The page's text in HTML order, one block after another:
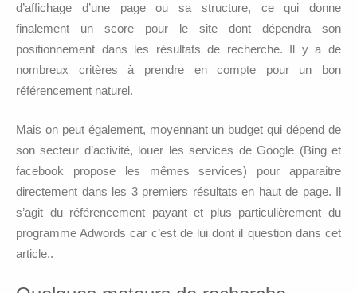
d’affichage d’une page ou sa structure, ce qui donne
finalement un score pour le site dont dépendra son
positionnement dans les résultats de recherche. Il y a de
nombreux critères à prendre en compte pour un bon
référencement naturel.
Mais on peut également, moyennant un budget qui dépend de
son secteur d’activité, louer les services de Google (Bing et
facebook propose les mêmes services) pour apparaitre
directement dans les 3 premiers résultats en haut de page. Il
s’agit du référencement payant et plus particulièrement du
programme Adwords car c’est de lui dont il question dans cet
article..